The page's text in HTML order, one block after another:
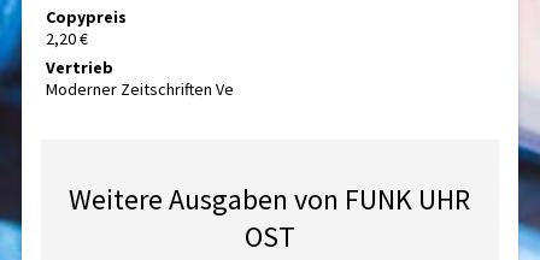
Copypreis
2,20 €
Vertrieb
Moderner Zeitschriften Ve
Weitere Ausgaben von FUNK UHR
OST